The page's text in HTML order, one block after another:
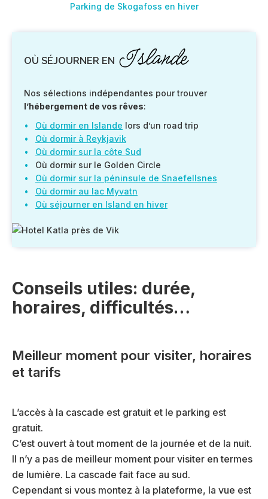
Parking de Skogafoss en hiver
OÙ SÉJOURNER EN Islande
Nos sélections indépendantes pour trouver
l’hébergement de vos rêves:
Où dormir en Islande lors d’un road trip
Où dormir à Reykjavik
Où dormir sur la côte Sud
Où dormir sur le Golden Circle
Où dormir sur la péninsule de Snaefellsnes
Où dormir au lac Myvatn
Où séjourner en Island en hiver
Conseils utiles: durée,
horaires, difficultés…
Meilleur moment pour visiter, horaires
et tarifs
L’accès à la cascade est gratuit et le parking est
gratuit.
C’est ouvert à tout moment de la journée et de la nuit.
Il n’y a pas de meilleur moment pour visiter en termes
de lumière. La cascade fait face au sud.
Cependant si vous montez à la plateforme, la vue est